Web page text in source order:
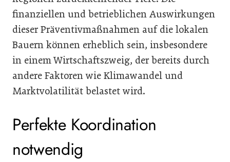
finanziellen und betrieblichen Auswirkungen
dieser Präventivmaßnahmen auf die lokalen
Bauern können erheblich sein, insbesondere
in einem Wirtschaftszweig, der bereits durch
andere Faktoren wie Klimawandel und
Marktvolatilität belastet wird.
Perfekte Koordination
notwendig